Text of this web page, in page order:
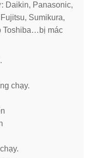
Daikin, Panasonic,
Sumikura,
Toshiba…bị mác
chạy.